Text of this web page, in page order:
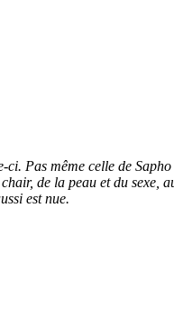
Pas même celle de
de la peau et du
est nue.